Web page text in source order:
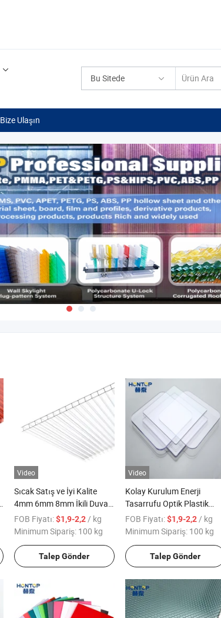
Bu Sitede
Bize Ulaşın
Video
Sıcak Satış ve İyi Kalite
4mm 6mm 8mm İkili Duvar
Polikarbonat Boş Levha
FOB Fiyatı:$1,9-2,2 / kg
Minimum Sipariş: 100 kg
Talep Gönder
Video
Kolay Kurulum Enerji
Tasarrufu Optik Plastik
Katı Polikarbonat Levhalar
FOB Fiyatı:$1,9-2,2 / kg
Minimum Sipariş: 100 kg
Talep Gönder